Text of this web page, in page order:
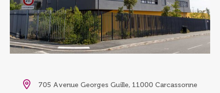
705 Avenue Georges Guille, 11000 Carcassonne